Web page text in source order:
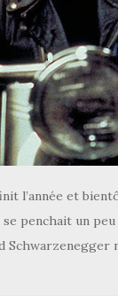
l’année et
penchait un